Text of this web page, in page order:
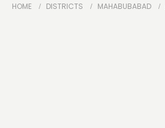
HOME DISTRICTS MAHABUBABAD